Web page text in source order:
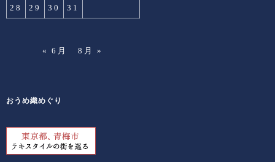
28 29 30 31
« 6月 8月 »
おうめ織めぐり